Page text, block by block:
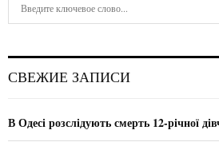
h
o
СВЕЖИЕ ЗАПИСИ
В Одесі розслідують смерть 12-річної